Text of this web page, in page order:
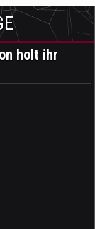
holt ihr